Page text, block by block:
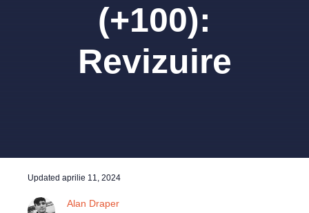
(+100):
Revizuire
Updated aprilie 11, 2024
Alan Draper